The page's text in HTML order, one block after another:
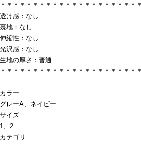
＊＊＊＊＊＊＊＊＊＊＊＊＊＊＊＊＊＊＊＊＊＊
透け感：なし
裏地：なし
伸縮性：なし
光沢感：なし
生地の厚さ：普通
＊＊＊＊＊＊＊＊＊＊＊＊＊＊＊＊＊＊＊＊＊＊
カラー
グレーA、ネイビー
サイズ
1、2
カテゴリ